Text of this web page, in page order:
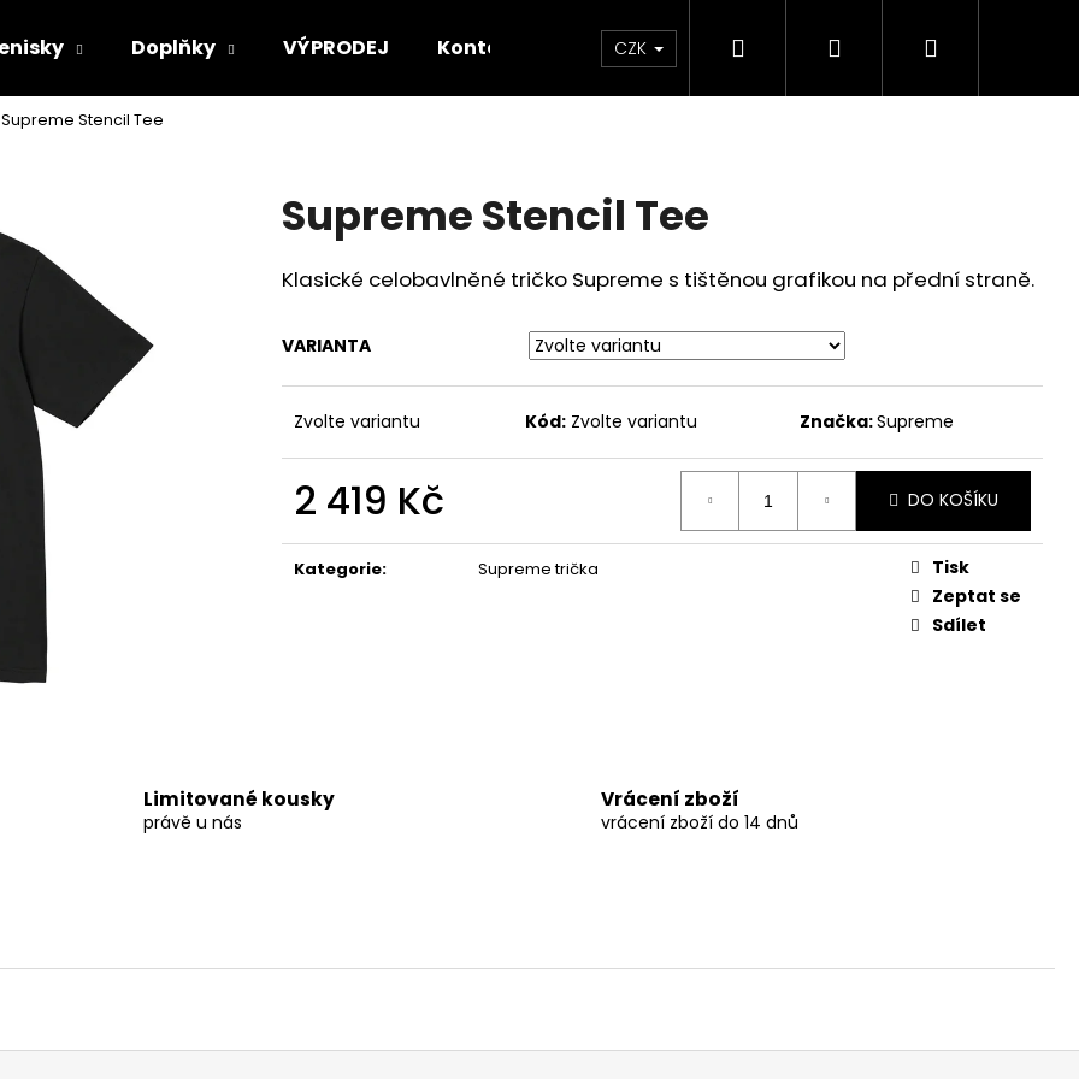
Doplňky VÝPRODEJ Kontakt Značky
CZK Hledat PřihlášeníNákupní
Supreme Stencil Tee
Supreme Stencil Tee
Klasické celobavlněné tričko Supreme s tištěnou grafikou na přední straně.
VARIANTA
Zvolte variantu Kód: Zvolte variantu Značka:Supreme
2 419 Kč
cena:
DO KOŠÍKU
Kategorie: Supreme trička
Tisk
Zeptat se
Sdílet
Limitované kousky
právě u nás
Vrácení zboží
vrácení zboží do 14 dnů
Co potřebujete najít?
HLEDAT
Doporučujeme
STÜSSY TUFF STUFF TEE
2 499 Kč
STÜSSY CANVAS BACKPACK
4 839 Kč